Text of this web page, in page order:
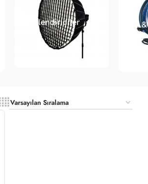
Şekillendiriciler HMI